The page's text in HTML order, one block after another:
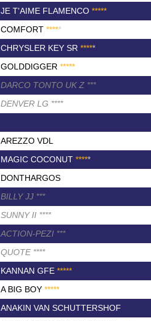
JE T'AIME FLAMENCO *****
COMFORT *****
CHRYSLER KEY SR *****
GOLDDIGGER *****
DARCO TONTO UK Z ***
DENVER LG ****
AREZZO VDL
MAGIC COCONUT *****
DONTHARGOS
BILLY JJ ***
SUNNY II ****
ACTION-PEZI ***
QUOTE ****
KANNAN GFE *****
A BIG BOY *****
ANAKIN VAN SCHUTTERSHOF